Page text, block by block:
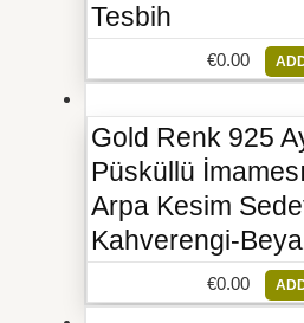
Tesbih
€0.00
Gold Renk 925
Püsküllü
Arpa Kesim
Kahverengi-
€0.00